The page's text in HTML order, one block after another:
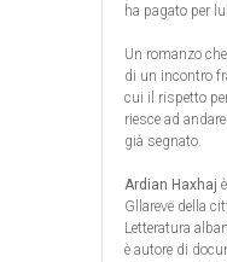
ha pagato per
Un romanzo
di un incontro
cui il rispetto
riesce ad
già segnato.
Ardian Haxhaj
Gllarevë della
Letteratura
è autore di